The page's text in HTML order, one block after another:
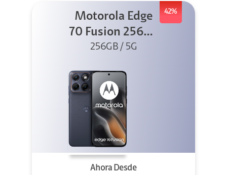
42%
Motorola Edge
70 Fusion 256GB
Azul
256GB / 5G
Ahora Desde